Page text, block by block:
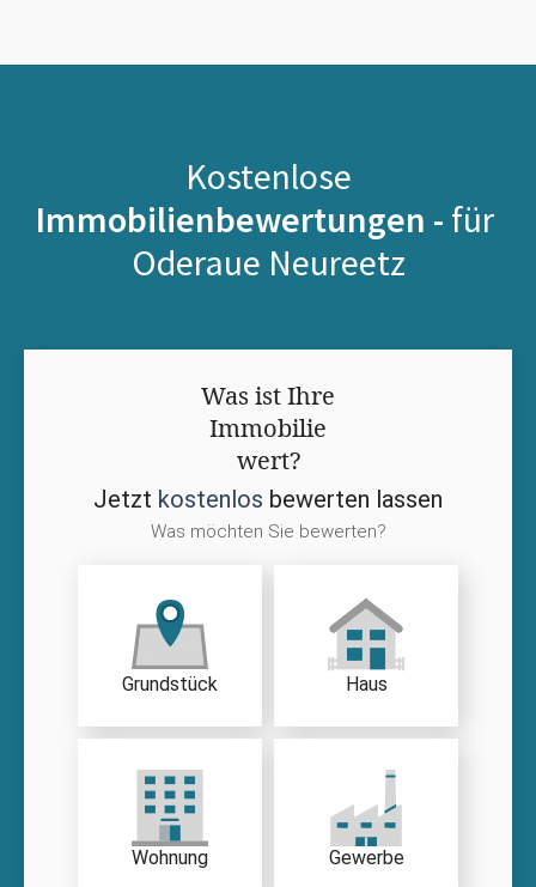
Kostenlose
Immobilienbewertungen - für
Oderaue Neureetz
Was ist Ihre
Immobilie
wert?
Jetzt kostenlos bewerten lassen
Was möchten Sie bewerten?
Grundstück Haus
Wohnung Gewerbe